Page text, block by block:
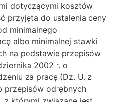
dotyczącymi kosztów
przyjęta do ustalenia ceny
minimalnego
albo minimalnej stawki
na podstawie przepisów
2002 r. o
za pracę (Dz. U. z
przepisów odrębnych